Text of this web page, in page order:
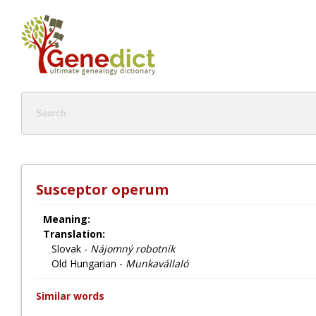
Susceptor operum
Meaning:
Translation:
Slovak - Nájomný robotník
Old Hungarian - Munkavállaló
Similar words